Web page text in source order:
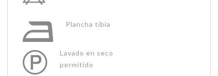
Plancha tibia
Lavado en seco
permitido